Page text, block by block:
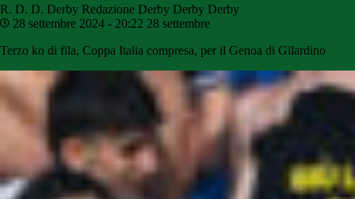
R. D. D. Derby Redazione Derby Derby Derby
28 settembre 2024 - 20:22 28 settembre
Terzo ko di fila, Coppa Italia compresa, per il Genoa di Gilardino